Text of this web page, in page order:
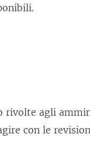
rivolte agli
con le